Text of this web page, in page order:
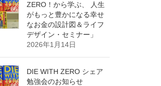
ZERO！から学ぶ、 人生
がもっと豊かになる幸せ
なお金の設計図＆ライフ
デザイン・セミナー」
2026年1月14日
DIE WITH ZERO シェア
勉強会のお知らせ